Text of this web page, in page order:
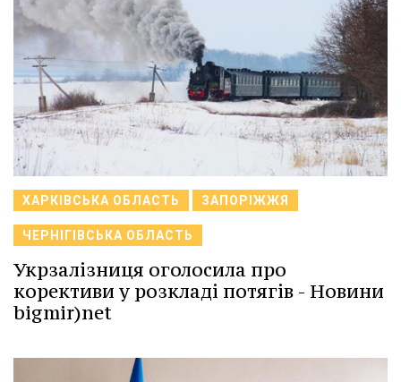
ХАРКІВСЬКА ОБЛАСТЬ ЗАПОРІЖЖЯ
ЧЕРНІГІВСЬКА ОБЛАСТЬ
Укрзалізниця оголосила про
корективи у розкладі потягів - Новини
bigmir)net